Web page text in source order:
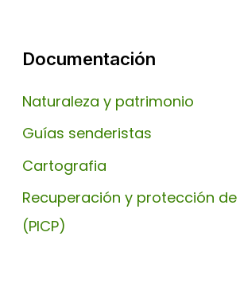
Documentación
Naturaleza y patrimonio
Guías senderistas
Cartografia
Recuperación y protección
(PICP)